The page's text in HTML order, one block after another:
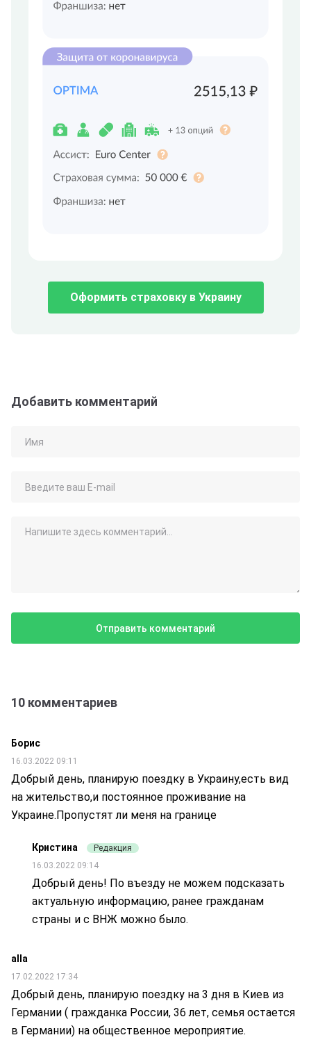
Оформить страховку в Украину
Добавить комментарий
10 комментариев
Борис
16.03.2022 09:11
Добрый день, планирую поездку в Украину,есть вид
на жительство,и постоянное проживание на
Украине.Пропустят ли меня на границе
Кристина
Редакция
16.03.2022 09:14
Добрый день! По въезду не можем подсказать
актуальную информацию, ранее гражданам
страны и с ВНЖ можно было.
alla
17.02.2022 17:34
Добрый день, планирую поездку на 3 дня в Киев из
Германии ( гражданка России, 36 лет, семья остается
в Германии) на общественное мероприятие.